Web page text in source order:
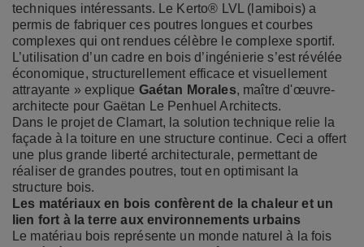
techniques intéressants. Le Kerto® LVL (lamibois) a
permis de fabriquer ces poutres longues et courbes
complexes qui ont rendues célèbre le complexe sportif.
L’utilisation d’un cadre en bois d’ingénierie s’est révélée
économique, structurellement efficace et visuellement
attrayante » explique Gaétan Morales, maître d'œuvre-
architecte pour Gaëtan Le Penhuel Architects.
Dans le projet de Clamart, la solution technique relie la
façade à la toiture en une structure continue. Ceci a offert
une plus grande liberté architecturale, permettant de
réaliser de grandes poutres, tout en optimisant la
structure bois.
Les matériaux en bois confèrent de la chaleur et un
lien fort à la terre aux environnements urbains
Le matériau bois représente un monde naturel à la fois